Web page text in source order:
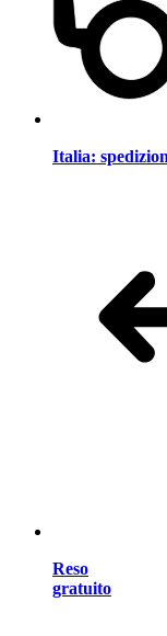
Italia:
Reso
gratuito